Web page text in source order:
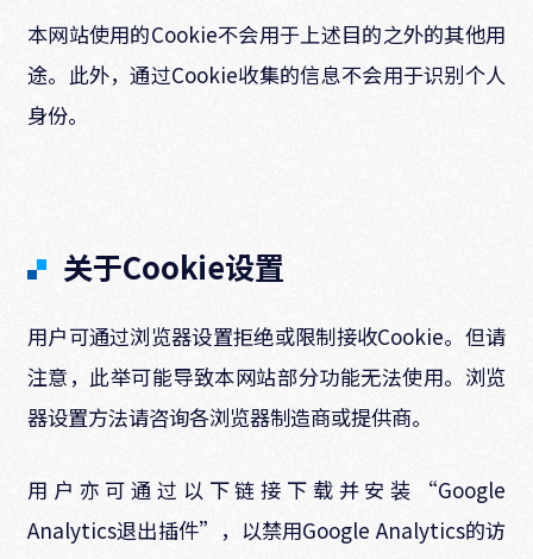
本网站使用的Cookie不会用于上述目的之外的其他用
途。此外，通过Cookie收集的信息不会用于识别个人
身份。
关于Cookie设置
用户可通过浏览器设置拒绝或限制接收Cookie。但请
注意，此举可能导致本网站部分功能无法使用。浏览
器设置方法请咨询各浏览器制造商或提供商。
用户亦可通过以下链接下载并安装“Google
Analytics退出插件”，以禁用Google Analytics的访